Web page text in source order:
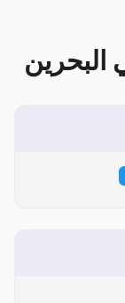
البحرين